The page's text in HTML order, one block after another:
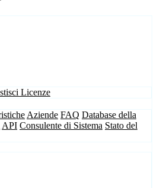
Licenze
Aziende FAQ Database della
API Consulente di Sistema Stato del